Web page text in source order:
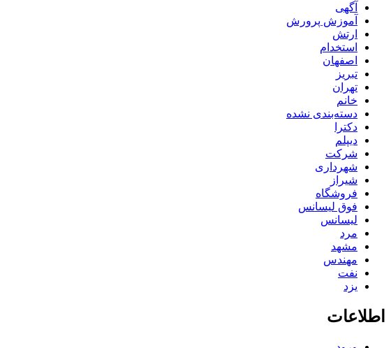
آگهی
آموزش پرورش
ارتش
استخدام
اصفهان
تبریز
تهران
خانم
دسته‌بندی نشده
دکترا
دیپلم
شرکت
شهرداری
شیراز
فروشگاه
فوق لیسانس
لیسانس
مرد
مشهد
مهندس
نفت
یزد
اطلاعات